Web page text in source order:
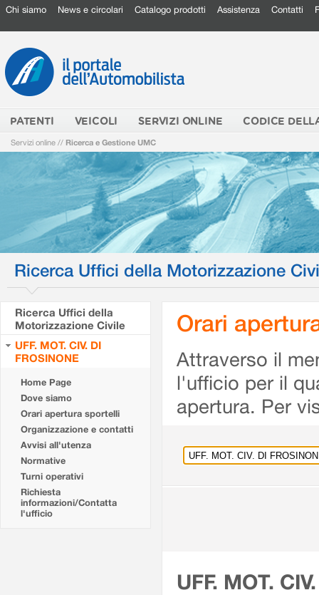
Chi siamo News e circolari Catalogo prodotti Assistenza Contatti
PATENTI VEICOLI SERVIZI ONLINE CODICE
Servizi online // Ricerca e Gestione UMC
Ricerca Uffici della Motorizzazione
Ricerca Uffici della
Motorizzazione Civile
UFF. MOT. CIV. DI
FROSINONE
Home Page
Dove siamo
Orari apertura sportelli
Organizzazione e contatti
Avvisi all'utenza
Normative
Turni operativi
Richiesta
informazioni/Contatta
l'ufficio
Orari
Attraverso il
l'ufficio per il
apertura. Per
UFF. MOT.